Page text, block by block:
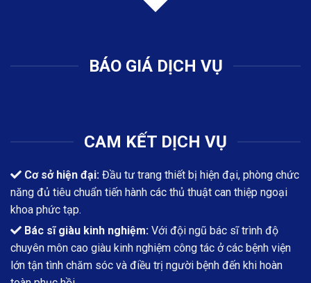
BÁO GIÁ DỊCH VỤ
CAM KẾT DỊCH VỤ
Cơ sở hiện đại: Đầu tư trang thiết bị hiện đại, phòng chức
năng đủ tiêu chuẩn tiến hành các thủ thuật can thiệp ngoại
khoa phức tạp.
Bác sĩ giàu kinh nghiệm: Với đội ngũ bác sĩ trình độ
chuyên môn cao giàu kinh nghiệm công tác ở các bệnh viện
lớn tận tình chăm sóc và điều trị người bệnh đến khi hoàn